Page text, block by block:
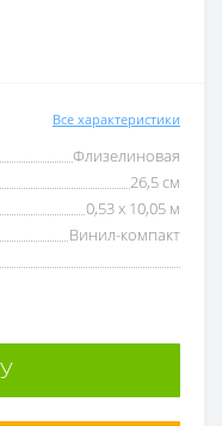
Все характеристики
Флизелиновая
26,5 см
0,53 x 10,05 м
Винил-компакт